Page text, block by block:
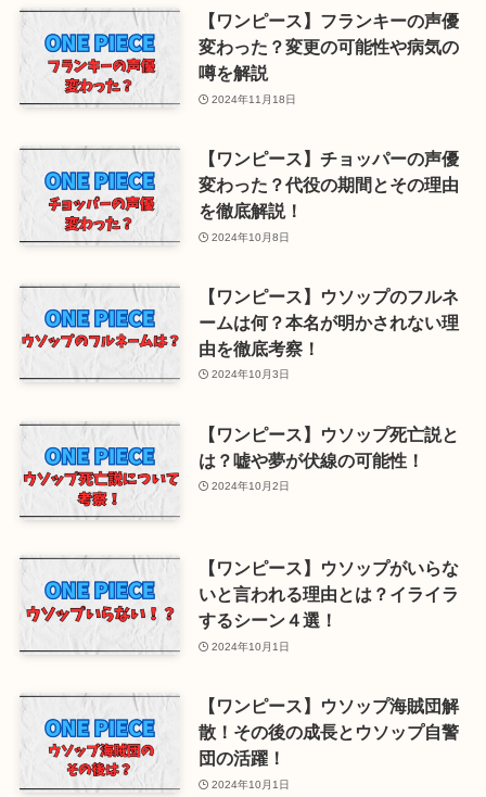
【ワンピース】フランキーの声優
変わった？変更の可能性や病気の
噂を解説
2024年11月18日
【ワンピース】チョッパーの声優
変わった？代役の期間とその理由
を徹底解説！
2024年10月8日
【ワンピース】ウソップのフルネ
ームは何？本名が明かされない理
由を徹底考察！
2024年10月3日
【ワンピース】ウソップ死亡説と
は？嘘や夢が伏線の可能性！
2024年10月2日
【ワンピース】ウソップがいらな
いと言われる理由とは？イライラ
するシーン４選！
2024年10月1日
【ワンピース】ウソップ海賊団解
散！その後の成長とウソップ自警
団の活躍！
2024年10月1日